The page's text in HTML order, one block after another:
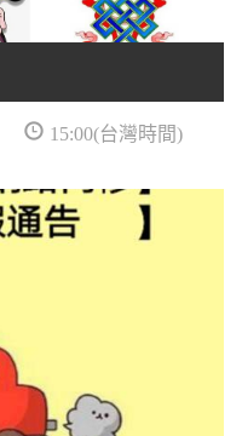
15:00(台灣時間)